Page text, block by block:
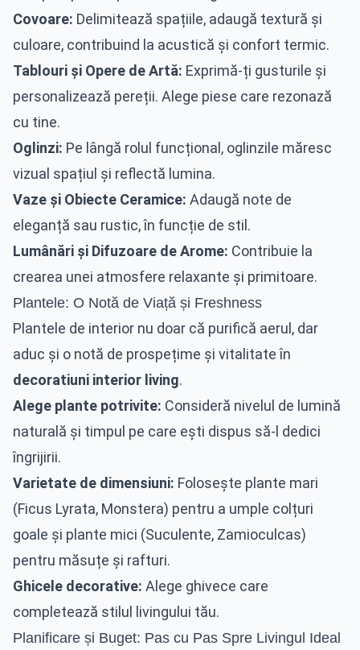
Covoare: Delimitează spațiile, adaugă textură și
culoare, contribuind la acustică și confort termic.
Tablouri și Opere de Artă: Exprimă-ți gusturile și
personalizează pereții. Alege piese care rezonază
cu tine.
Oglinzi: Pe lângă rolul funcțional, oglinzile măresc
vizual spațiul și reflectă lumina.
Vaze și Obiecte Ceramice: Adaugă note de
eleganță sau rustic, în funcție de stil.
Lumânări și Difuzoare de Arome: Contribuie la
crearea unei atmosfere relaxante și primitoare.
Plantele: O Notă de Viață și Freshness
Plantele de interior nu doar că purifică aerul, dar
aduc și o notă de prospețime și vitalitate în
decoratiuni interior living.
Alege plante potrivite: Consideră nivelul de lumină
naturală și timpul pe care ești dispus să-l dedici
îngrijirii.
Varietate de dimensiuni: Folosește plante mari
(Ficus Lyrata, Monstera) pentru a umple colțuri
goale și plante mici (Suculente, Zamioculcas)
pentru măsuțe și rafturi.
Ghicele decorative: Alege ghivece care
completează stilul livingului tău.
Planificare și Buget: Pas cu Pas Spre Livingul Ideal